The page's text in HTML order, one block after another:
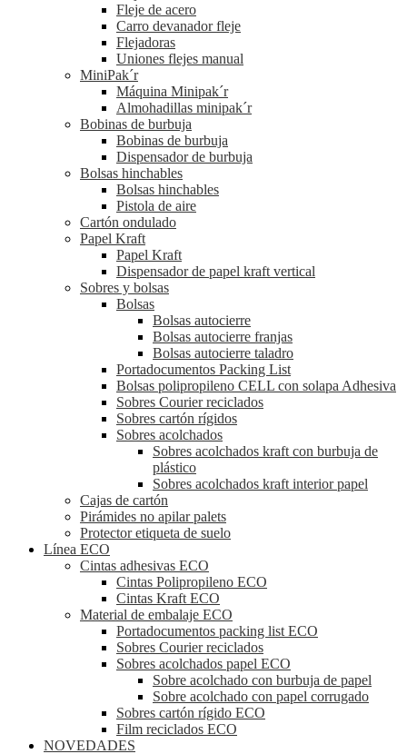
Fleje de acero
Carro devanador fleje
Flejadoras
Uniones flejes manual
MiniPak´r
Máquina Minipak´r
Almohadillas minipak´r
Bobinas de burbuja
Bobinas de burbuja
Dispensador de burbuja
Bolsas hinchables
Bolsas hinchables
Pistola de aire
Cartón ondulado
Papel Kraft
Papel Kraft
Dispensador de papel kraft vertical
Sobres y bolsas
Bolsas
Bolsas autocierre
Bolsas autocierre franjas
Bolsas autocierre taladro
Portadocumentos Packing List
Bolsas polipropileno CELL con solapa Adhesiva
Sobres Courier reciclados
Sobres cartón rígidos
Sobres acolchados
Sobres acolchados kraft con burbuja de
plástico
Sobres acolchados kraft interior papel
Cajas de cartón
Pirámides no apilar palets
Protector etiqueta de suelo
Línea ECO
Cintas adhesivas ECO
Cintas Polipropileno ECO
Cintas Kraft ECO
Material de embalaje ECO
Portadocumentos packing list ECO
Sobres Courier reciclados
Sobres acolchados papel ECO
Sobre acolchado con burbuja de papel
Sobre acolchado con papel corrugado
Sobres cartón rígido ECO
Film reciclados ECO
NOVEDADES